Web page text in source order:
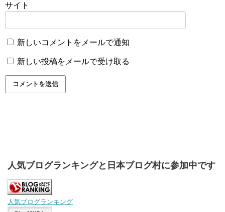
サイト
新しいコメントをメールで通知
新しい投稿をメールで受け取る
人気ブログランキングと日本ブログ村に参加中です
人気ブログランキング